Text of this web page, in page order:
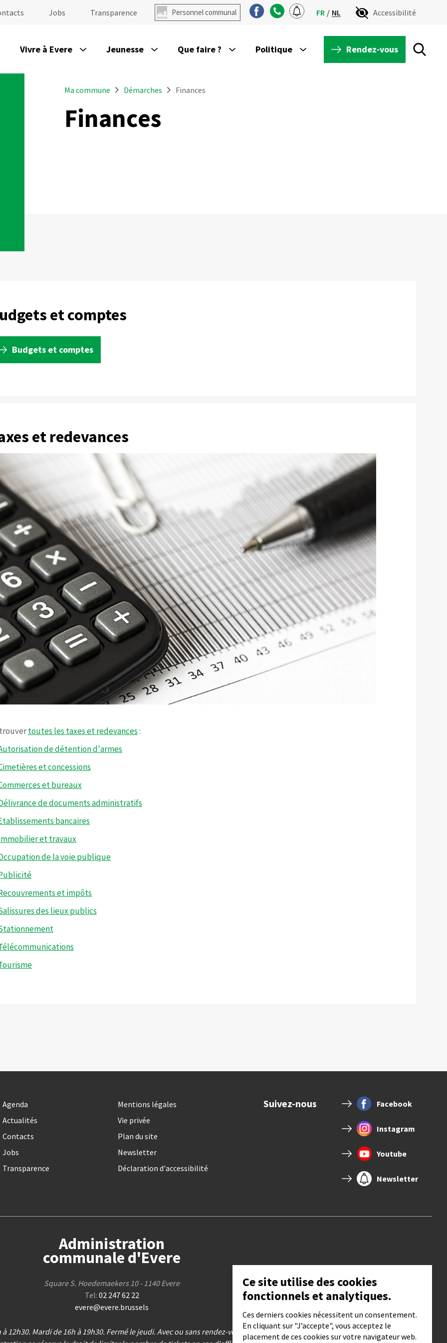
Jobs Transparence Personnel communal FR NL Accessibilité
Vivre à Evere Jeunesse Que faire ? Politique Rendez-vous
Ma commune Démarches Finances
Finances
et comptes
Budgets et comptes
et redevances
toutes les taxes et redevances:
de détention d'armes
et concessions
et bureaux
de documents administratifs
bancaires
et travaux
de la voie publique
et impôts
des lieux publics
Agenda
Actualités
Contacts
Jobs
Transparence
Mentions légales
Vie privée
Plan du site
Newsletter
Déclaration d'accessibilité
Suivez-nous Facebook
Instagram
Youtube
Newsletter
Administration
communale d'Evere
Square S. Hoedemaekers 10 - 1140 Evere
Tel: 02 247 62 22
evere@evere.brussels
Mardi de 16h à 19h30. Fermé le jeudi. Avec ou sans rendez-vous, vérifiez sur la page DEMARCHES
Ce site utilise des cookies
fonctionnels et analytiques.
Ces derniers cookies nécessitent un consentement.
En cliquant sur "J’accepte", vous acceptez le
placement de ces cookies sur votre navigateur web.